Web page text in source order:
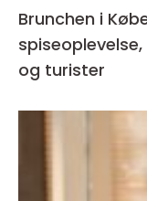
Brunchen i
og turister